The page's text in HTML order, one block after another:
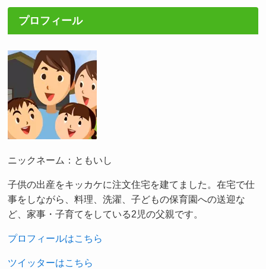
プロフィール
ニックネーム：ともいし
子供の出産をキッカケに注文住宅を建てました。在宅で仕
事をしながら、料理、洗濯、子どもの保育園への送迎な
ど、家事・子育てをしている2児の父親です。
プロフィールはこちら
ツイッターはこちら